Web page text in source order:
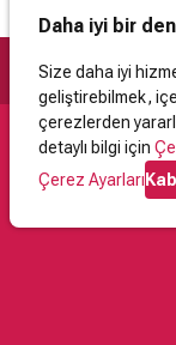
Daha iyi bir
Size daha iyi
geliştirebilmek,
çerezlerden
detaylı bilgi için
Çerez Ayarları
İletişim